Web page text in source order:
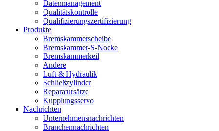
Datenmanagement
Qualitätskontrolle
Qualifizierungszertifizierung
Produkte
Bremskammerscheibe
Bremskammer-S-Nocke
Bremskammerkeil
Andere
Luft & Hydraulik
Schließzylinder
Reparatursätze
Kupplungsservo
Nachrichten
Unternehmensnachrichten
Branchennachrichten